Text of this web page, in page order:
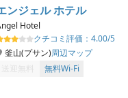
ンジェル ホテル
Hotel
クチコミ評価： 4.00/5
釜山(プサン)周辺マップ
送迎無料
無料Wi-Fi